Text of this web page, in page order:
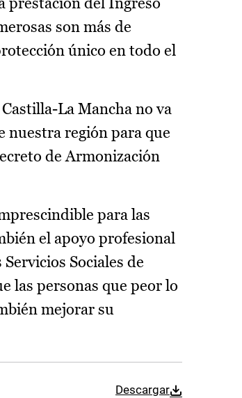
son más de
único en todo el
La Mancha no va
nuestra región para que
de Armonización
para las
el apoyo profesional
Sociales de
las personas que peor lo
mejorar su
Descargar